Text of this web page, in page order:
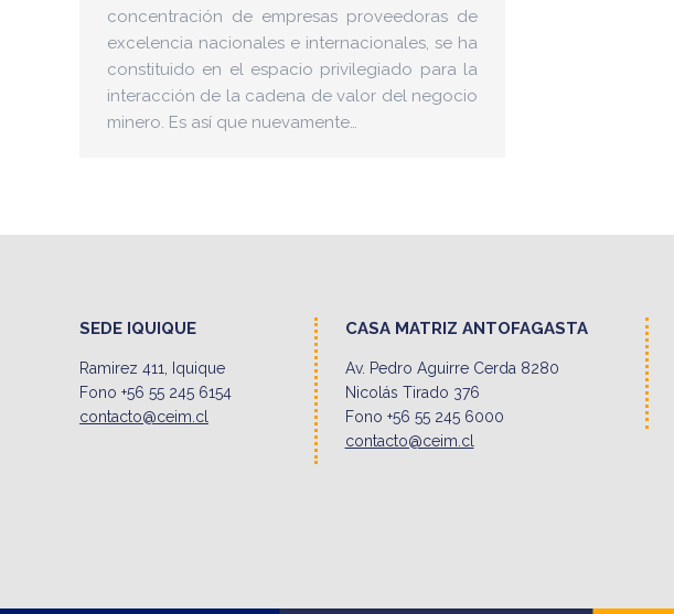
concentración de empresas proveedoras de
excelencia nacionales e internacionales, se ha
constituido en el espacio privilegiado para la
interacción de la cadena de valor del negocio
minero. Es así que nuevamente…
SEDE IQUIQUE
Ramirez 411, Iquique
Fono +56 55 245 6154
contacto@ceim.cl
CASA MATRIZ ANTOFAGASTA
Av. Pedro Aguirre Cerda 8280
Nicolás Tirado 376
Fono +56 55 245 6000
contacto@ceim.cl